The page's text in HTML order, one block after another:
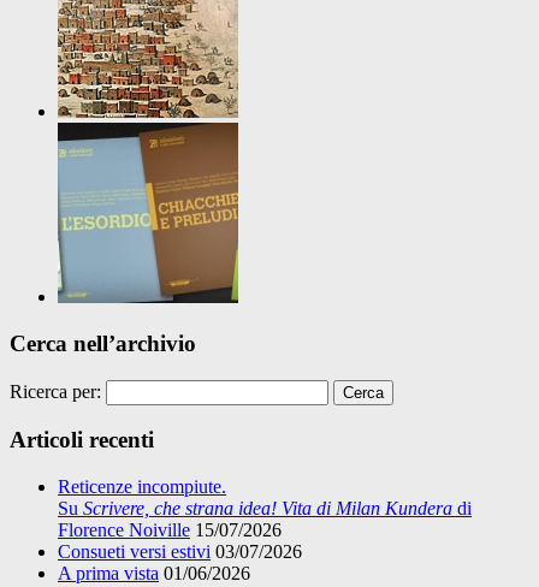
Cerca nell’archivio
Ricerca per:
Articoli recenti
Reticenze incompiute.
Su Scrivere, che strana idea! Vita di Milan Kundera di
Florence Noiville 15/07/2026
Consueti versi estivi 03/07/2026
A prima vista 01/06/2026